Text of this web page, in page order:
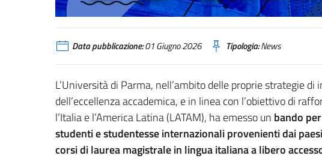
Data pubblicazione:01 Giugno 2026 Tipologia:News
L’Università di Parma, nell’ambito delle proprie strategie
dell’eccellenza accademica, e in linea con l’obiettivo di
l’Italia e l’America Latina (LATAM), ha emesso un bando
studenti e studentesse internazionali provenienti dai
corsi di laurea magistrale in lingua italiana a libero